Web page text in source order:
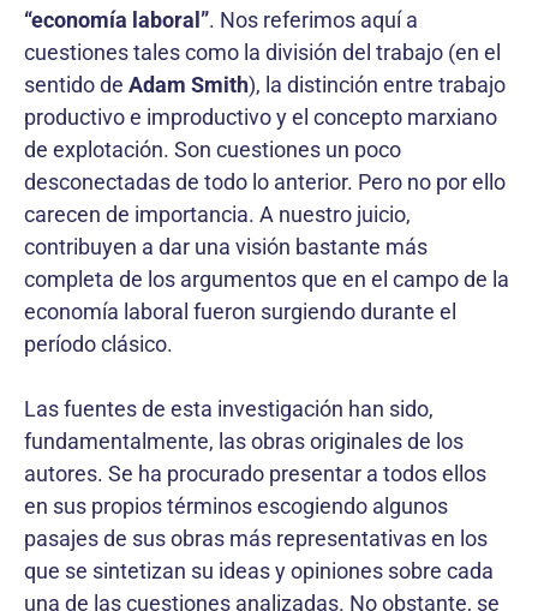
“economía laboral”. Nos referimos aquí a
cuestiones tales como la división del trabajo (en el
sentido de Adam Smith), la distinción entre trabajo
productivo e improductivo y el concepto marxiano
de explotación. Son cuestiones un poco
desconectadas de todo lo anterior. Pero no por ello
carecen de importancia. A nuestro juicio,
contribuyen a dar una visión bastante más
completa de los argumentos que en el campo de la
economía laboral fueron surgiendo durante el
período clásico.
Las fuentes de esta investigación han sido,
fundamentalmente, las obras originales de los
autores. Se ha procurado presentar a todos ellos
en sus propios términos escogiendo algunos
pasajes de sus obras más representativas en los
que se sintetizan su ideas y opiniones sobre cada
una de las cuestiones analizadas. No obstante, se